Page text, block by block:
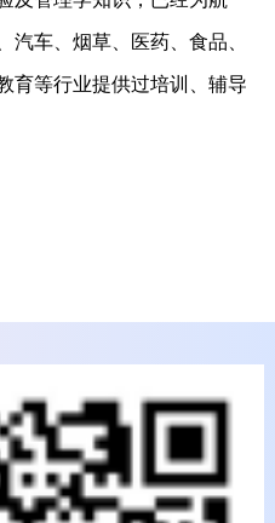
车、烟草、医药、食品、
育等行业提供过培训、辅导